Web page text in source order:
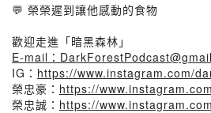
💬 榮榮遲到讓他感動的食物
歡迎走進「暗黑森林」
E-mail：
IG： https://www.instagram.com/
榮忠豪： https://
榮忠誠： https://